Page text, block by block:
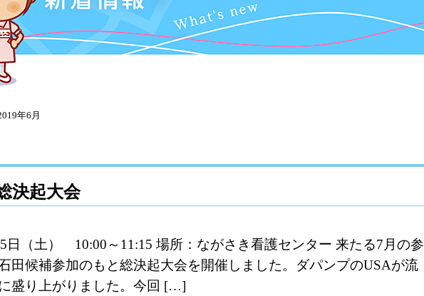
年6月
決起大会
日（土） 10:00～11:15 場所：ながさき看護センター 来たる7月の参
田候補参加のもと総決起大会を開催しました。ダパンプのUSAが流
盛り上がりました。今回 […]